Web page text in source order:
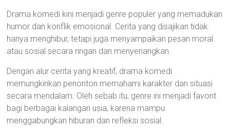
Drama komedi kini menjadi genre populer yang memadukan
humor dan konflik emosional. Cerita yang disajikan tidak
hanya menghibur, tetapi juga menyampaikan pesan moral
atau sosial secara ringan dan menyenangkan.
Dengan alur cerita yang kreatif, drama komedi
memungkinkan penonton memahami karakter dan situasi
secara mendalam. Oleh sebab itu, genre ini menjadi favorit
bagi berbagai kalangan usia, karena mampu
menggabungkan hiburan dan refleksi sosial.